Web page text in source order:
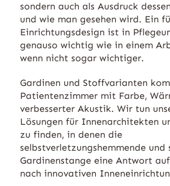
sondern auch als Ausdruck
und wie man gesehen wird. Ein
Einrichtungsdesign ist in
genauso wichtig wie in einem
wenn nicht sogar wichtiger.
Gardinen und Stoffvarianten
Patientenzimmer mit Farbe,
verbesserter Akustik. Wir tun
Lösungen für Innenarchitekten
zu finden, in denen die
selbstverletzungshemmende
Gardinenstange eine Antwort
nach innovativen